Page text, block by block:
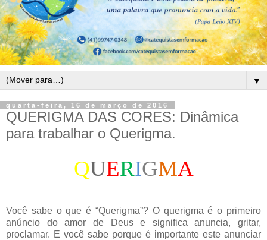
▼
quarta-feira, 16 de março de 2016
QUERIGMA DAS CORES: Dinâmica
para trabalhar o Querigma.
QUERIGMA
Você sabe o que é “Querigma”? O querigma é o primeiro
anúncio do amor de Deus e significa anuncia, gritar,
proclamar. E você sabe porque é importante este anunciar